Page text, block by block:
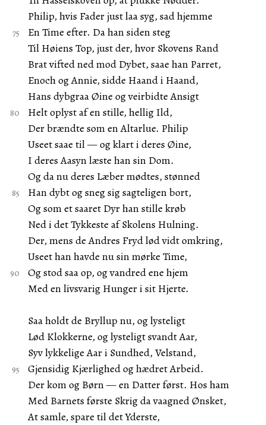
Philip, hvis Fader just laa syg, sad hjemme
En Time efter. Da han siden steg
Til Høiens Top, just der, hvor Skovens Rand
Brat vifted ned mod Dybet, saae han Parret,
Enoch og Annie, sidde Haand i Haand,
Hans dybgraa Øine og veirbidte Ansigt
Helt oplyst af en stille, hellig Ild,
Der brændte som en Altarlue. Philip
Useet saae til — og klart i deres Øine,
I deres Aasyn læste han sin Dom.
Og da nu deres Læber mødtes, stønned
Han dybt og sneg sig sagteligen bort,
Og som et saaret Dyr han stille krøb
Ned i det Tykkeste af Skolens Hulning.
Der, mens de Andres Fryd lød vidt omkring,
Useet han havde nu sin mørke Time,
Og stod saa op, og vandred ene hjem
Med en livsvarig Hunger i sit Hjerte.
Saa holdt de Bryllup nu, og lysteligt
Lød Klokkerne, og lysteligt svandt Aar,
Syv lykkelige Aar i Sundhed, Velstand,
Gjensidig Kjærlighed og hædret Arbeid.
Der kom og Børn — en Datter først. Hos ham
Med Barnets første Skrig da vaagned Ønsket,
At samle, spare til det Yderste,